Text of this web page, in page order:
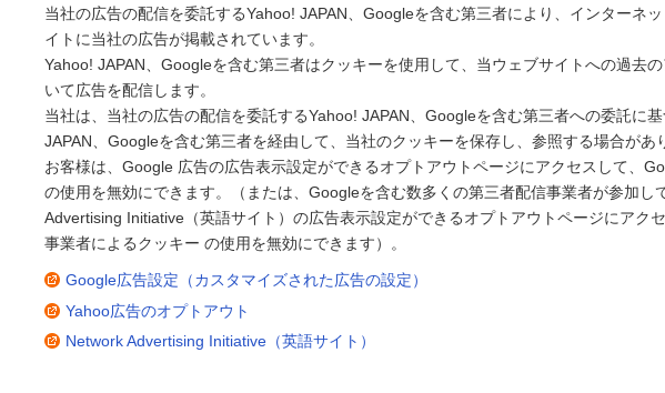
当社の広告の配信を委託するYahoo! JAPAN、Googleを含む第三者により、インターネ
イトに当社の広告が掲載されています。
Yahoo! JAPAN、Googleを含む第三者はクッキーを使用して、当ウェブサイトへの過去
いて広告を配信します。
当社は、当社の広告の配信を委託するYahoo! JAPAN、Googleを含む第三者への委託に
JAPAN、Googleを含む第三者を経由して、当社のクッキーを保存し、参照する場合があ
お客様は、Google 広告の広告表示設定ができるオプトアウトページにアクセスして、
の使用を無効にできます。（または、Googleを含む数多くの第三者配信事業者が参加し
Advertising Initiative（英語サイト）の広告表示設定ができるオプトアウトページにアク
事業者によるクッキー の使用を無効にできます）。
Google広告設定（カスタマイズされた広告の設定）
Yahoo広告のオプトアウト
Network Advertising Initiative（英語サイト）